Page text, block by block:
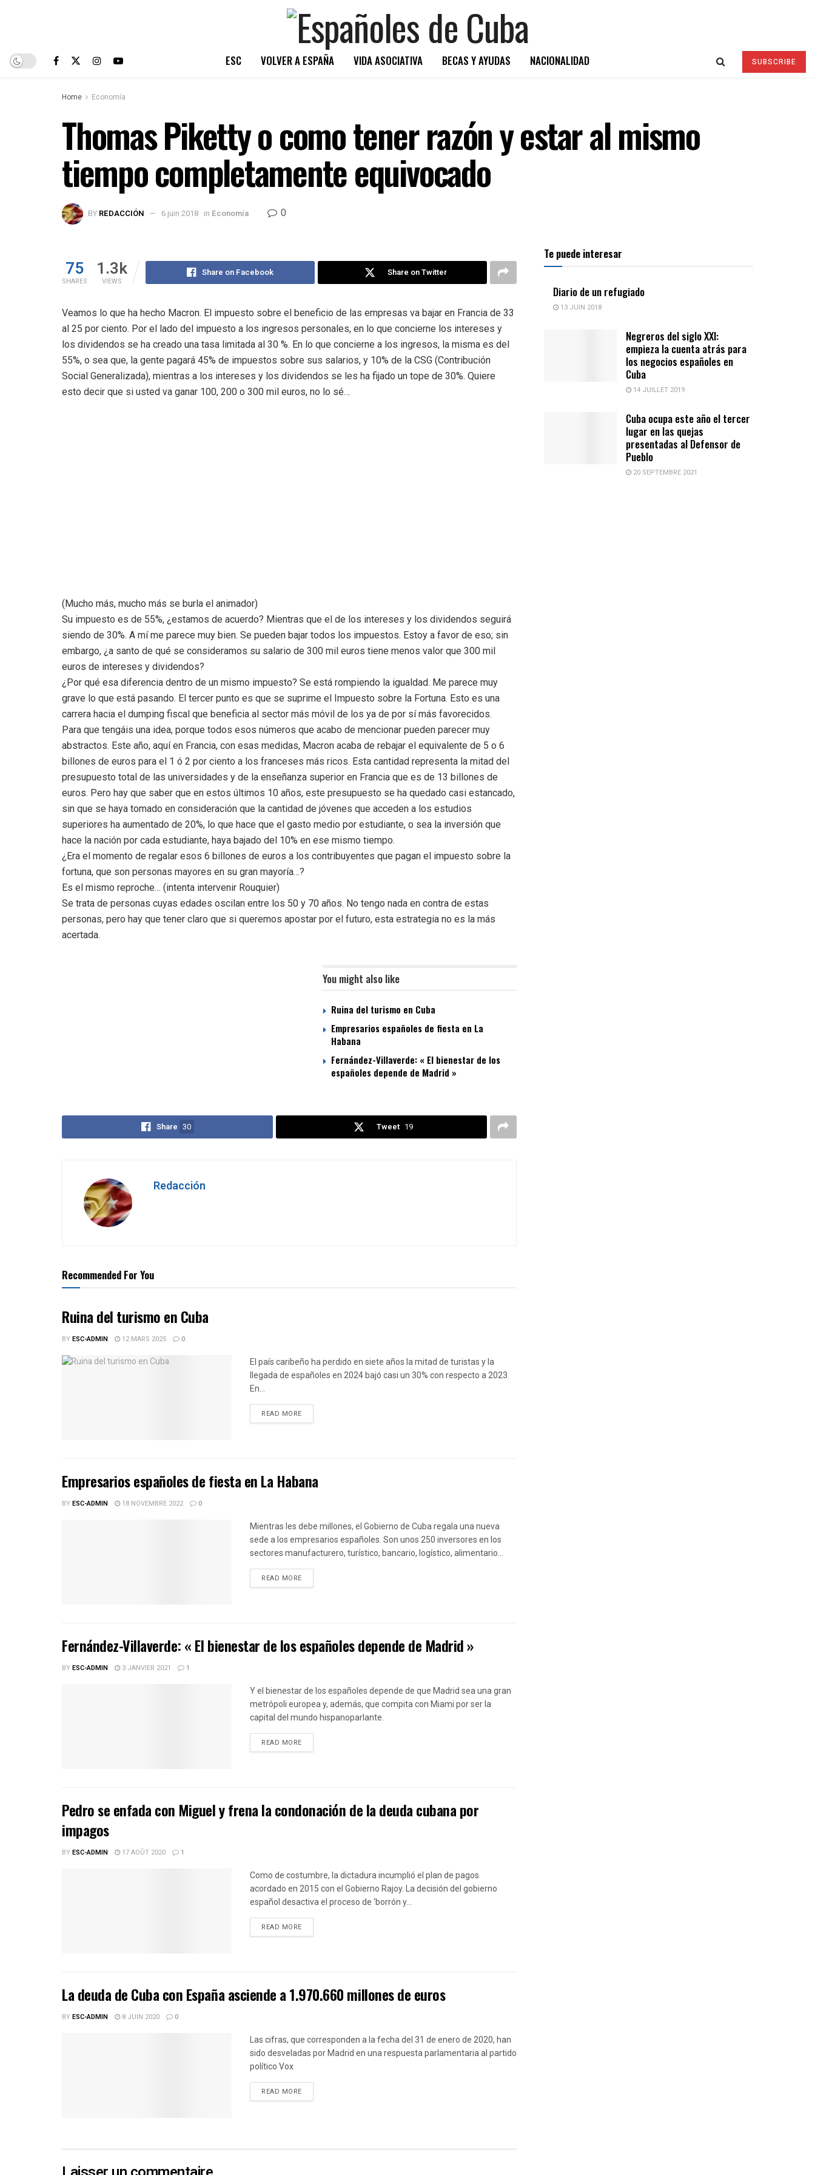
ESC VOLVER A ESPAÑA VIDA ASOCIATIVA BECAS Y AYUDAS NACIONALIDAD SUBSCRIBE
Home Economía
Thomas Piketty o como tener razón y estar al mismo
tiempo completamente equivocado
BY REDACCIÓN 6 juin 2018 in Economía 0
75
SHARES
1.3k
VIEWS
Share on Facebook Share on Twitter
Veamos lo que ha hecho Macron. El impuesto sobre el beneficio de las empresas va bajar en Francia de 33
al 25 por ciento. Por el lado del impuesto a los ingresos personales, en lo que concierne los intereses y
los dividendos se ha creado una tasa limitada al 30 %. En lo que concierne a los ingresos, la misma es del
55%, o sea que, la gente pagará 45% de impuestos sobre sus salarios, y 10% de la CSG (Contribución
Social Generalizada), mientras a los intereses y los dividendos se les ha fijado un tope de 30%. Quiere
esto decir que si usted va ganar 100, 200 o 300 mil euros, no lo sé…
(Mucho más, mucho más se burla el animador)
Su impuesto es de 55%, ¿estamos de acuerdo? Mientras que el de los intereses y los dividendos seguirá
siendo de 30%. A mí me parece muy bien. Se pueden bajar todos los impuestos. Estoy a favor de eso; sin
embargo, ¿a santo de qué se consideramos su salario de 300 mil euros tiene menos valor que 300 mil
euros de intereses y dividendos?
¿Por qué esa diferencia dentro de un mismo impuesto? Se está rompiendo la igualdad. Me parece muy
grave lo que está pasando. El tercer punto es que se suprime el Impuesto sobre la Fortuna. Esto es una
carrera hacia el dumping fiscal que beneficia al sector más móvil de los ya de por sí más favorecidos.
Para que tengáis una idea, porque todos esos números que acabo de mencionar pueden parecer muy
abstractos. Este año, aquí en Francia, con esas medidas, Macron acaba de rebajar el equivalente de 5 o 6
billones de euros para el 1 ó 2 por ciento a los franceses más ricos. Esta cantidad representa la mitad del
presupuesto total de las universidades y de la enseñanza superior en Francia que es de 13 billones de
euros. Pero hay que saber que en estos últimos 10 años, este presupuesto se ha quedado casi estancado,
sin que se haya tomado en consideración que la cantidad de jóvenes que acceden a los estudios
superiores ha aumentado de 20%, lo que hace que el gasto medio por estudiante, o sea la inversión que
hace la nación por cada estudiante, haya bajado del 10% en ese mismo tiempo.
¿Era el momento de regalar esos 6 billones de euros a los contribuyentes que pagan el impuesto sobre la
fortuna, que son personas mayores en su gran mayoría…?
Es el mismo reproche… (intenta intervenir Rouquier)
Se trata de personas cuyas edades oscilan entre los 50 y 70 años. No tengo nada en contra de estas
personas, pero hay que tener claro que si queremos apostar por el futuro, esta estrategia no es la más
acertada.
You might also like
Ruina del turismo en Cuba
Empresarios españoles de fiesta en La
Habana
Fernández-Villaverde: « El bienestar de los
españoles depende de Madrid »
Share 30 Tweet 19
Redacción
Recommended For You
Ruina del turismo en Cuba
BYESC-ADMIN 12 MARS 2025 0
El país caribeño ha perdido en siete años la mitad de turistas y la
llegada de españoles en 2024 bajó casi un 30% con respecto a 2023.
En...
READ MOREDETAILS
Empresarios españoles de fiesta en La Habana
BYESC-ADMIN 18 NOVEMBRE 2022 0
Mientras les debe millones, el Gobierno de Cuba regala una nueva
sede a los empresarios españoles. Son unos 250 inversores en los
sectores manufacturero, turístico, bancario, logístico, alimentario...
READ MOREDETAILS
Fernández-Villaverde: « El bienestar de los españoles depende de Madrid »
BYESC-ADMIN 3 JANVIER 2021 1
Y el bienestar de los españoles depende de que Madrid sea una gran
metrópoli europea y, además, que compita con Miami por ser la
capital del mundo hispanoparlante.
READ MOREDETAILS
Pedro se enfada con Miguel y frena la condonación de la deuda cubana por
impagos
BYESC-ADMIN 17 AOÛT 2020 1
Como de costumbre, la dictadura incumplió el plan de pagos
acordado en 2015 con el Gobierno Rajoy. La decisión del gobierno
español desactiva el proceso de ‘borrón y...
READ MOREDETAILS
La deuda de Cuba con España asciende a 1.970.660 millones de euros
BYESC-ADMIN 8 JUIN 2020 0
Las cifras, que corresponden a la fecha del 31 de enero de 2020, han
sido desveladas por Madrid en una respuesta parlamentaria al partido
político Vox
READ MOREDETAILS
Te puede interesar
Diario de un refugiado
13 JUIN 2018
Negreros del siglo XXI:
empieza la cuenta atrás para
los negocios españoles en
Cuba
14 JUILLET 2019
Cuba ocupa este año el tercer
lugar en las quejas
presentadas al Defensor de
Pueblo
20 SEPTEMBRE 2021